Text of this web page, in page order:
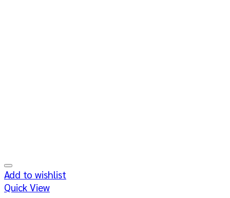
Add to wishlist
Quick View